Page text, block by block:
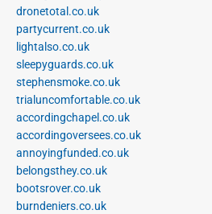
dronetotal.co.uk
partycurrent.co.uk
lightalso.co.uk
sleepyguards.co.uk
stephensmoke.co.uk
trialuncomfortable.co.uk
accordingchapel.co.uk
accordingoversees.co.uk
annoyingfunded.co.uk
belongsthey.co.uk
bootsrover.co.uk
burndeniers.co.uk